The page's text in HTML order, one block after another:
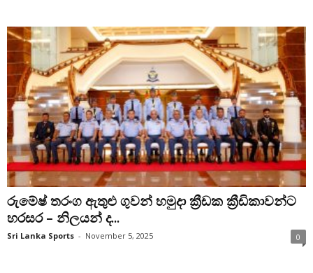
රුමේෂ් තරංග ඇතුළු ගුවන් හමුදා ක්‍රීඩක ක්‍රීඩිකාවන්ට
හරසර – නිලයන් ද...
Sri Lanka Sports - November 5, 2025 0